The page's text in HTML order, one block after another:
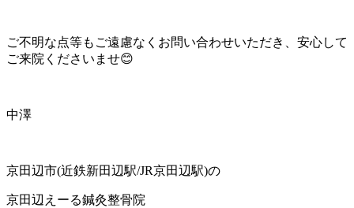
ご不明な点等もご遠慮なくお問い合わせいただき、安心して
ご来院くださいませ😊
中澤
京田辺市(近鉄新田辺駅/JR京田辺駅)の
京田辺えーる鍼灸整骨院